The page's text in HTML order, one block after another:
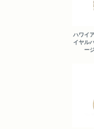
ハワイ
イヤル
ー